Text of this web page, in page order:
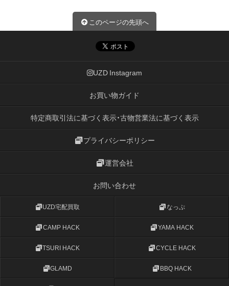
このページの先頭へ
UZD Instagram
お買い物ガイド
特定商取引法に基づく表示・古物営業法に基づく表示
プライバシーポリシー
運営会社
お問い合わせ
UZD宅配買取 なっぷ
CAMP HACK YAMA HACK
TSURI HACK CYCLE HACK
GLAMD BBQ HACK